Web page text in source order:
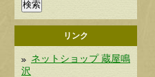
リンク
ネットショップ 蔵屋鳴
沢